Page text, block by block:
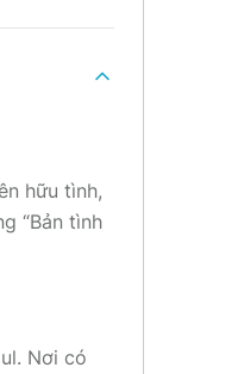
hữu tình,
“Bản tình
Nơi có